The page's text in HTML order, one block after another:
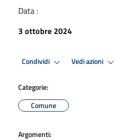
Data :
3 ottobre 2024
Condividi Vedi azioni
Categorie:
Comune
Argomenti: